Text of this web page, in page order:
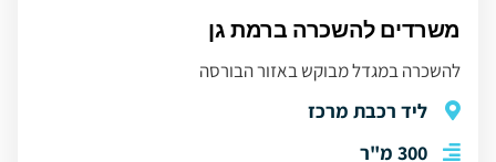
משרדים להשכרה ברמת גן
להשכרה במגדל מבוקש באזור הבורסה
ליד רכבת מרכז
300 מ"ר